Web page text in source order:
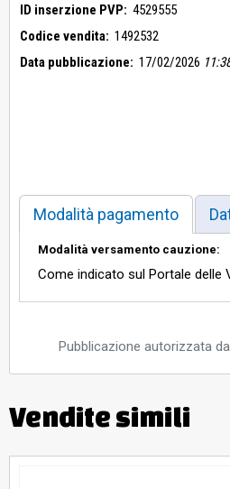
ID inserzione PVP: 4529555
Codice vendita: 1492532
Data pubblicazione: 17/02/2026
Modalità pagamento
Modalità versamento cauzione:
Come indicato sul Portale delle
Pubblicazione autorizzata
Vendite simili